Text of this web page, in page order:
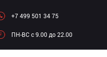
+7 499 501 34 75
ПН-ВC c 9.00 до 22.00